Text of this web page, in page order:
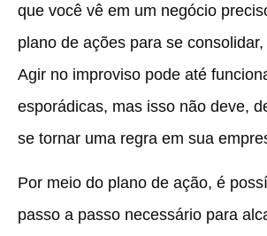
que você vê em um negócio
plano de ações para se
Agir no improviso pode até
esporádicas, mas isso não deve,
se tornar uma regra em sua
Por meio do plano de ação, é
passo a passo necessário para